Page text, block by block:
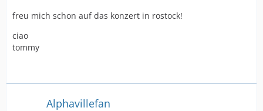
freu mich schon auf das konzert in rostock!
ciao
tommy
Alphavillefan